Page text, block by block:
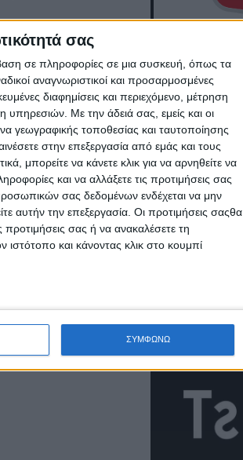
σας
σε πληροφορίες σε μια συσκευή, όπως τα
αναγνωριστικοί και προσαρμοσμένες
διαφημίσεις και περιεχόμενο, μέτρηση
υπηρεσιών. Με την άδειά σας, εμείς και οι
γεωγραφικής τοποθεσίας και ταυτοποίησης
στην επεξεργασία από εμάς και τους
μπορείτε να κάνετε κλικ για να αρνηθείτε να
και να αλλάξετε τις προτιμήσεις σας
σας δεδομένων ενδέχεται να μην
αυτήν την επεξεργασία. Οι προτιμήσεις σαςθα
προτιμήσεις σας ή να ανακαλέσετε τη
και κάνοντας κλικ στο κουμπί
ΣΥΜΦΩΝΩ
τη συμμετοχή
παροχές που
ισότιμα.
επιλογή δεν
τη
πραγματικής
που έχουν